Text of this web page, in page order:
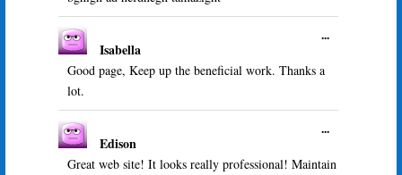
livre
méta.
Isabella
Good page, Keep up the beneficial work. Thanks a
lot.
...Ouvrir/
Edison
Great web site! It looks really professional! Maintain
...Ouvrir/
boîte